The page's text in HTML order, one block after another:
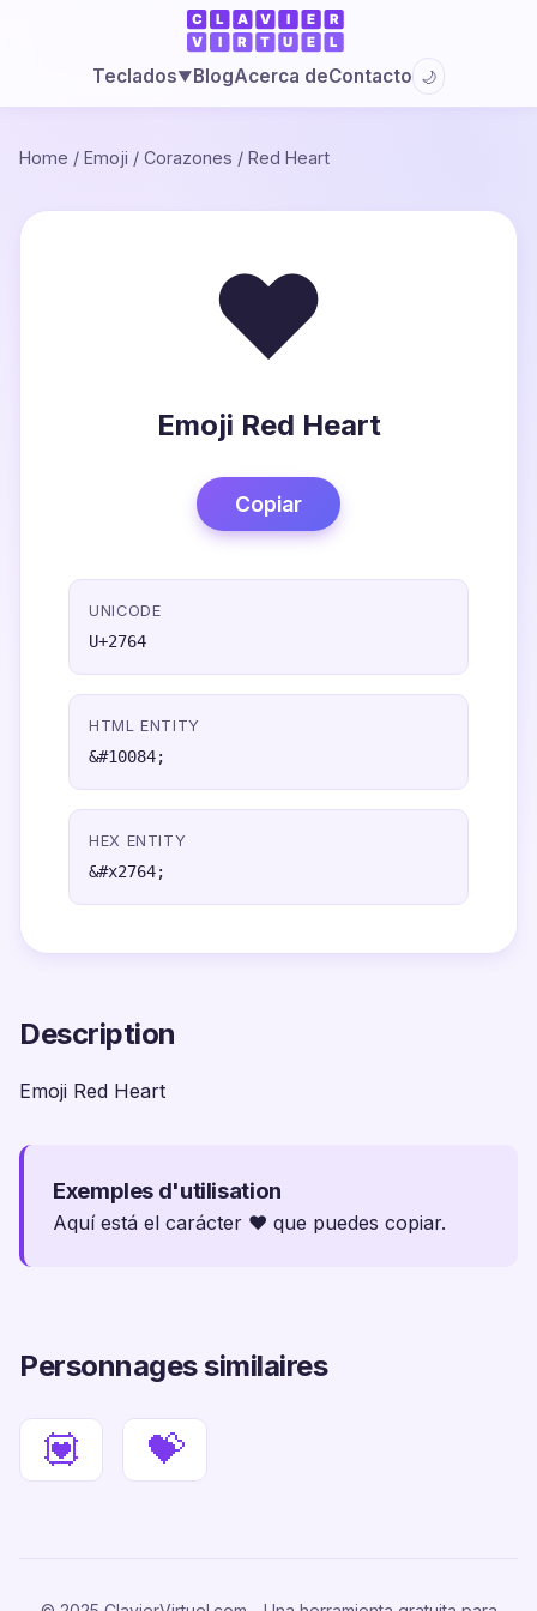
Teclados▼BlogAcerca deContacto 🌙
Home / Emoji / Corazones / Red Heart
❤️
Emoji Red Heart
Copiar
UNICODE
U+2764
HTML ENTITY
&#10084;
HEX ENTITY
&#x2764;
Description
Emoji Red Heart
Exemples d'utilisation
Aquí está el carácter ❤️ que puedes copiar.
Personnages similaires
💟 💝